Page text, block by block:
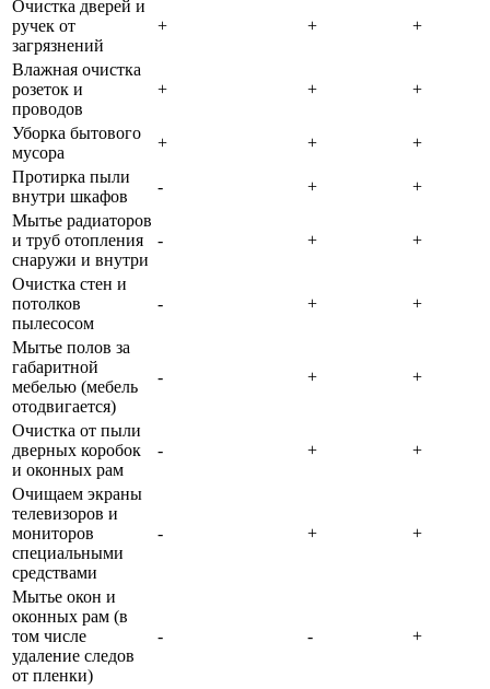
Очистка дверей и
ручек от
загрязнений
+ + +
Влажная очистка
розеток и
проводов
+ + +
Уборка бытового
мусора
+ +
+
Протирка пыли
внутри шкафов
- +
+
Мытье радиаторов
и труб отопления
снаружи и внутри
- + +
Очистка стен и
потолков
пылесосом
- + +
Мытье полов за
габаритной
мебелью (мебель
отодвигается)
- + +
Очистка от пыли
дверных коробок
и оконных рам
- + +
Очищаем экраны
телевизоров и
мониторов
специальными
средствами
- + +
Мытье окон и
оконных рам (в
том числе
удаление следов
от пленки)
- - +